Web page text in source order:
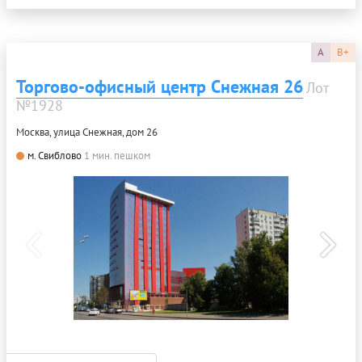
A B+
Торгово-офисный центр Снежная 26Лот
№1928
Москва, улица Снежная, дом 26
м. Свиблово 1 мин. пешком